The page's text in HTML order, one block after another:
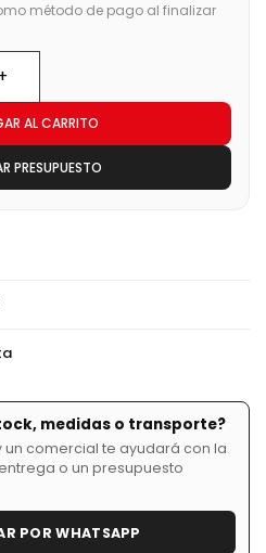
método de pago al finalizar
AL CARRITO
PRESUPUESTO
medidas o transporte?
un comercial te ayudará con la
o un presupuesto
POR WHATSAPP